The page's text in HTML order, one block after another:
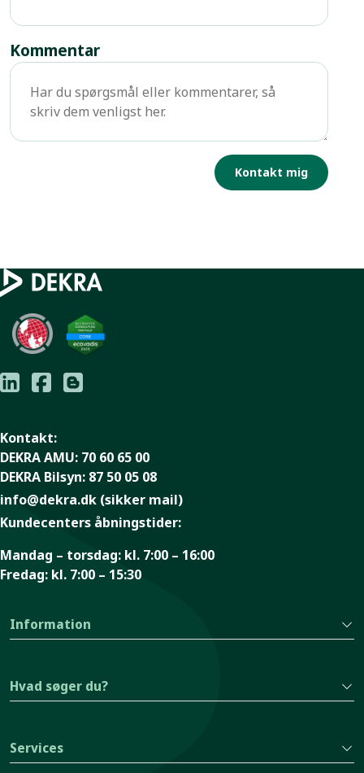
Kommentar
Kontakt:
DEKRA AMU: 70 60 65 00
DEKRA Bilsyn: 87 50 05 08
info@dekra.dk (sikker mail)
Kundecenters åbningstider:
Mandag – torsdag: kl. 7:00 – 16:00
Fredag: kl. 7:00 – 15:30
Information
Hvad søger du?
Services